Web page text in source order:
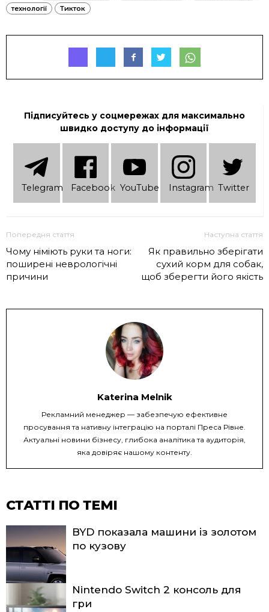
технології
Тикток
Підписуйтесь у соцмережах для максимально
швидко доступу до інформації
Telеgram Facebook YouTube Instagram Twitter
Попередня стаття
Чому німіють руки та ноги:
поширені неврологічні
причини
Наступна стаття
Як правильно зберігати
сухий корм для собак,
щоб зберегти його якість
Katerina Melnik
Рекламний менеджер — забезпечую ефективне
просування та нативну інтеграцію на порталі Преса Рівне.
Актуальні новини бізнесу, глибока аналітика та аудиторія,
яка довіряє нашому контенту.
СТАТТІ ПО ТЕМІ
BYD показала машини із золотом
по кузову
Nintendo Switch 2 консоль для
гри